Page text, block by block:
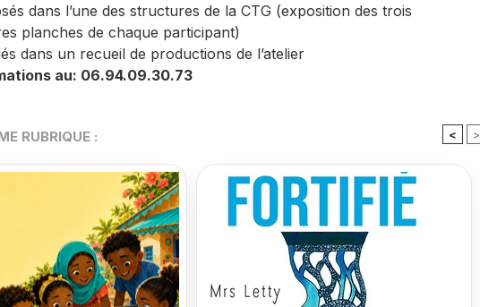
dans l’une des structures de la CTG (exposition des trois
planches de chaque participant)
dans un recueil de productions de l’atelier
au: 06.94.09.30.73
RUBRIQUE : < >